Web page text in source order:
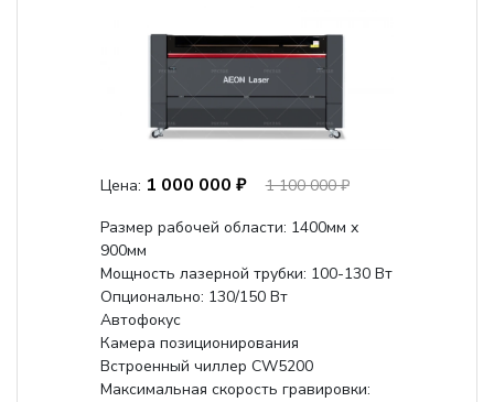
Цена: 1 000 000 ₽
1 100 000 ₽
Размер рабочей области: 1400мм х
900мм
Мощность лазерной трубки: 100-130 Вт
Опционально: 130/150 Вт
Автофокус
Камера позиционирования
Встроенный чиллер CW5200
Максимальная скорость гравировки: